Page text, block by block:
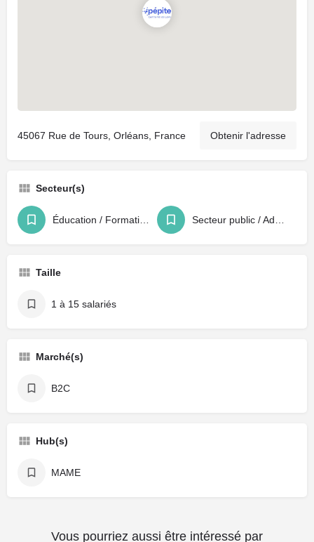
45067 Rue de Tours, Orléans, France Obtenir l'adresse
Secteur(s)
Taille
1 à 15 salariés
Marché(s)
B2C
Hub(s)
MAME
Vous pourriez aussi être intéressé par